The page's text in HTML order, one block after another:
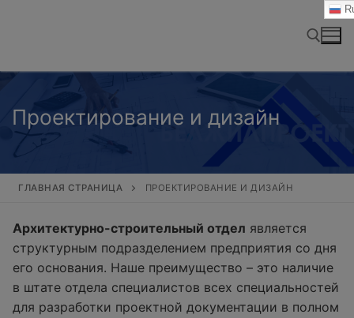
Проектирование и дизайн
ГЛАВНАЯ СТРАНИЦА ПРОЕКТИРОВАНИЕ И ДИЗАЙН
Архитектурно-строительный отдел является
структурным подразделением предприятия со дня
его основания. Наше преимущество – это наличие
в штате отдела специалистов всех специальностей
для разработки проектной документации в полном